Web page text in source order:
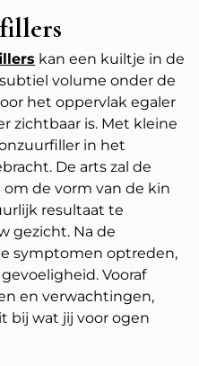
kan een kuiltje in de
volume onder de
het oppervlak egaler
zichtbaar is. Met kleine
in het
De arts zal de
de vorm van de kin
resultaat te
gezicht. Na de
symptomen optreden,
Vooraf
en verwachtingen,
bij wat jij voor ogen